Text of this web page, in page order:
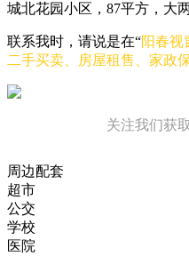
城北花园小区，87平方，大
联系我时，请说是在“阳春视
二手买卖、房屋租售、家政
关注我们获
周边配套
超市
公交
学校
医院